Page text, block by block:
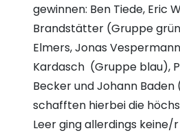
gewinnen: Ben Tiede, Eric
Brandstätter (Gruppe
Elmers, Jonas
Kardasch (Gruppe blau),
Becker und Johann
schafften hierbei die
Leer ging allerdings keine/